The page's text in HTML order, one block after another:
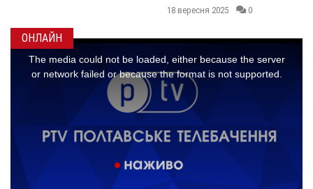
18 вересня 2025 0
ОНЛАЙН